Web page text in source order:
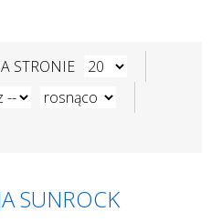
STRONIE
SUNROCK